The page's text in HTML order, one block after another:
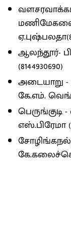
ஆலந்தூர்-
(8144930690)
அடையாறு -
கே.எம்.
பெருங்குடி -
எஸ்.பிரேமா